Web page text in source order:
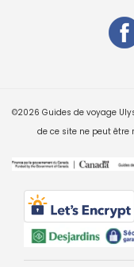
©2026 Guides de voyage
de ce site ne peut